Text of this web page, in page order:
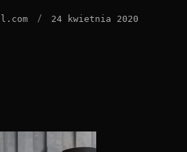
/ 24 kwietnia 2020